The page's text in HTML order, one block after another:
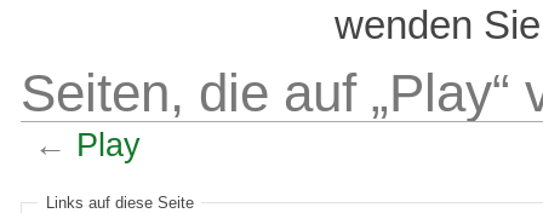
wenden
Seiten, die auf „Play“
← Play
Links auf diese Seite